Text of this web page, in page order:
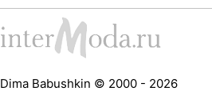
Dima Babushkin © 2000 - 2026